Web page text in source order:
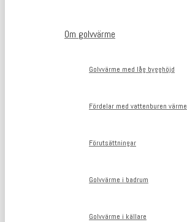
Om golvvärme
Golvvärme med låg bygghöjd
Fördelar med vattenburen värme
Förutsättningar
Golvvärme i badrum
Golvvärme i källare